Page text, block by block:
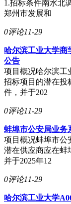
1.招标条件南水北
郑州市发展和
0评论11-29
哈尔滨工业大学商
公告
项目概况哈尔滨工
招标项目的潜在投
件，并于202
0评论11-29
蚌埠市公安局业务
项目概况蚌埠市公
潜在供应商应在蚌
并于2025年12
0评论11-29
哈尔滨工业大学